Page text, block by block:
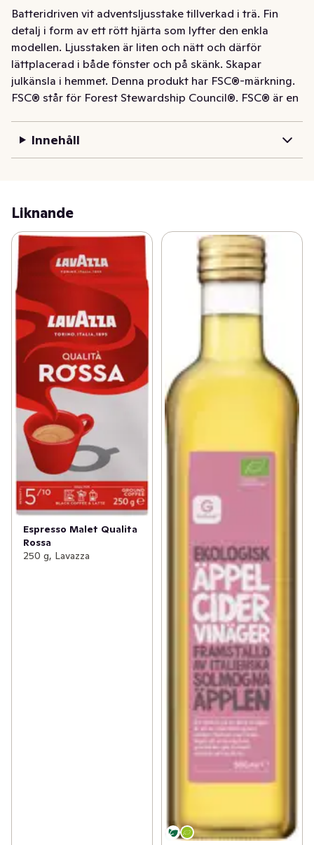
Batteridriven vit adventsljusstake tillverkad i trä. Fin
detalj i form av ett rött hjärta som lyfter den enkla
modellen. Ljusstaken är liten och nätt och därför
lättplacerad i både fönster och på skänk. Skapar
julkänsla i hemmet. Denna produkt har FSC®-märkning.
FSC® står för Forest Stewardship Council®. FSC® är en
ansvarstagande och ekonomiskt livskraftigt bruk av
Innehåll
Liknande
Espresso Malet Qualita
Rossa
250 g, Lavazza